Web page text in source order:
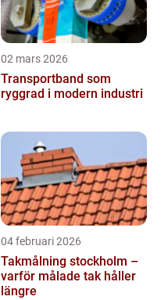
02 mars 2026
Transportband som
ryggrad i modern industri
04 februari 2026
Takmålning stockholm –
varför målade tak håller
längre